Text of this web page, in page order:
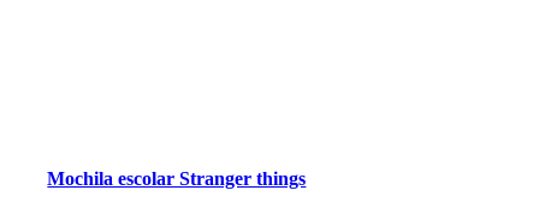
Mochila escolar Stranger things